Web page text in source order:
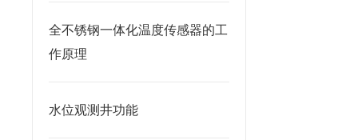
全不锈钢一体化温度传感器的工
作原理
水位观测井功能